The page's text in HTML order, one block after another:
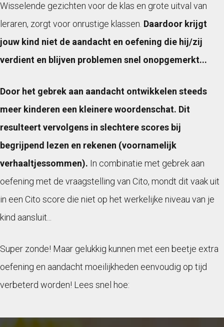
Wisselende gezichten voor de klas en grote uitval van
leraren, zorgt voor onrustige klassen. Daardoor krijgt
jouw kind niet de aandacht en oefening die hij/zij
verdient en blijven problemen snel onopgemerkt...
Door het gebrek aan aandacht ontwikkelen steeds
meer kinderen een kleinere woordenschat. Dit
resulteert vervolgens in slechtere scores bij
begrijpend lezen en rekenen (voornamelijk
verhaaltjessommen). In combinatie met gebrek aan
oefening met de vraagstelling van Cito, mondt dit vaak uit
in een Cito score die niet op het werkelijke niveau van je
kind aansluit...
Super zonde! Maar gelukkig kunnen met een beetje extra
oefening en aandacht moeilijkheden eenvoudig op tijd
verbeterd worden! Lees snel hoe: